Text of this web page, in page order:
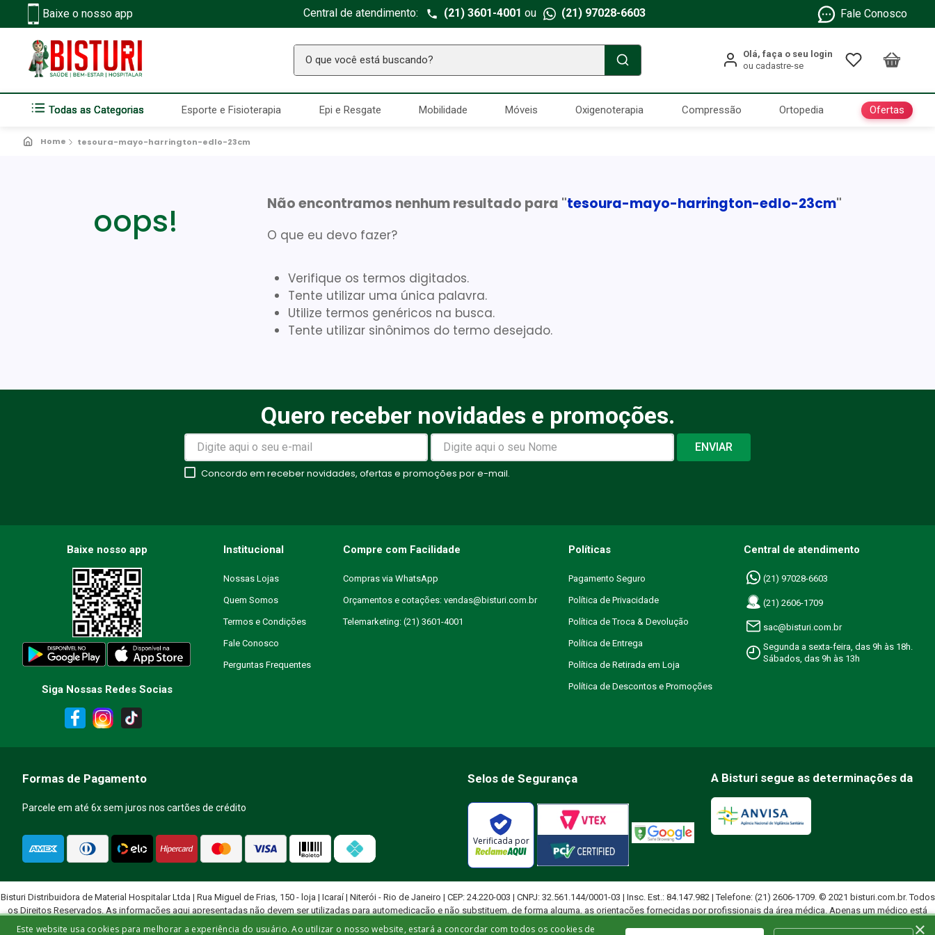
Baixe o nosso app Central de atendimento: (21) 3601-4001 ou (21) 97028-6603 Fale Conosco
O que você está buscando?
Todas as Categorias Esporte e Fisioterapia Epi e Resgate Mobilidade Móveis Oxigenoterapia Compressão Ortopedia Ofertas
tesoura-mayo-harrington-edlo-23cm
oops! Não encontramos nenhum resultado para "tesoura-mayo-harrington-edlo-23cm"
O que eu devo fazer?
Verifique os termos digitados.
Tente utilizar uma única palavra.
Utilize termos genéricos na busca.
Tente utilizar sinônimos do termo desejado.
Quero receber novidades e promoções.
ENVIAR
Concordo em receber novidades, ofertas e promoções por e-mail.
Baixe nosso app
Siga Nossas Redes Socias
Institucional
Nossas Lojas
Quem Somos
Termos e Condições
Fale Conosco
Perguntas Frequentes
Compre com Facilidade
Compras via WhatsApp
Orçamentos e cotações: vendas@bisturi.com.br
Telemarketing: (21) 3601-4001
Políticas
Pagamento Seguro
Política de Privacidade
Política de Troca & Devolução
Política de Entrega
Política de Retirada em Loja
Política de Descontos e Promoções
Central de atendimento
(21) 97028-6603
(21) 2606-1709
sac@bisturi.com.br
Segunda a sexta-feira, das 9h às 18h.
Sábados, das 9h às 13h
Formas de Pagamento
Parcele em até 6x sem juros nos cartões de crédito
Selos de Segurança
Verificada por
A Bisturi segue as determinações da
Bisturi Distribuidora de Material Hospitalar Ltda | Rua Miguel de Frias, 150 - loja | Icaraí | Niterói - Rio de Janeiro | CEP: 24.220-003 | CNPJ: 32.561.144/0001-03 | Insc. Est.: 84.147.982 | Telefone: (21) 2606-1709. © 2021 bisturi.com.br. Todos
os Direitos Reservados. As informações aqui apresentadas não devem ser utilizadas para automedicação e não substituem, de forma alguma, as orientações fornecidas por profissionais da área médica. Apenas um médico está
qualificado para diagnosticar problemas de saúde e prescrever tratamentos adequados.
TERMOS MAIS BUSCADOS
Seringa Insulina
Absorvente Geriatrico
6º Estetoscopio Littmann
8º Gaze Esteril
9º Curativo
10º Gaze
×
Este website usa cookies para melhorar a experiência do usuário. Ao utilizar o nosso website, estará a concordar com todos os cookies de